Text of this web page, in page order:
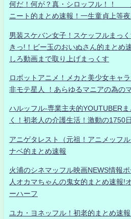
何だ！何が？真・シロッフル！！
ニート的まとめ速報！一生童貞上等夜
男装スケバン女子！スケッフルまっ
きっ!！ビー玉のおいぬさん的まと
しろ動画まで取り上げまっくす
ロボットアニメ！メカと美少女キャ
非モテ星人 ！あらゆるマニアの為の
ハルッフル-専業主夫的YOUTUBER
く！初老人の介護生活！激動の1750日
アニゲタレスト（元祖！アニメッフ
ナベ的まとめ速報
火浦のシネマッフル映画NEWS情報
人オカマちゃんの鬼女的まとめ速報!
ーハーフ
ユカ・ヨネッフル！初老的まとめ速